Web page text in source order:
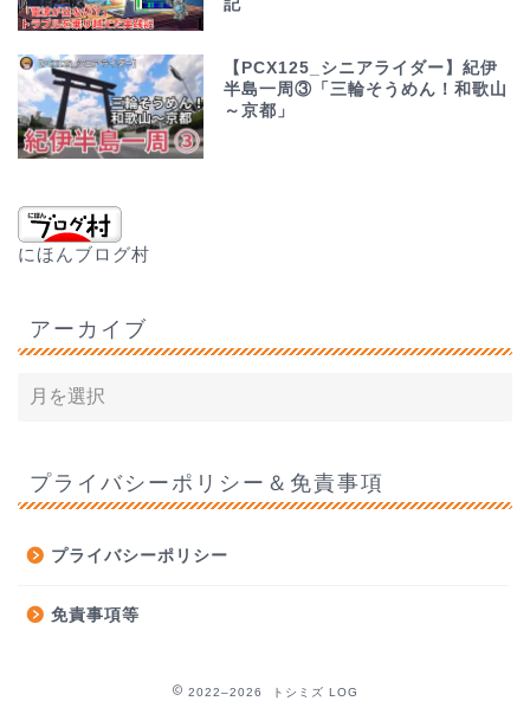
記
【PCX125_シニアライダー】紀伊
半島一周③「三輪そうめん！和歌山
～京都」
にほんブログ村
アーカイブ
プライバシーポリシー＆免責事項
プライバシーポリシー
免責事項等
2022–2026 トシミズ LOG